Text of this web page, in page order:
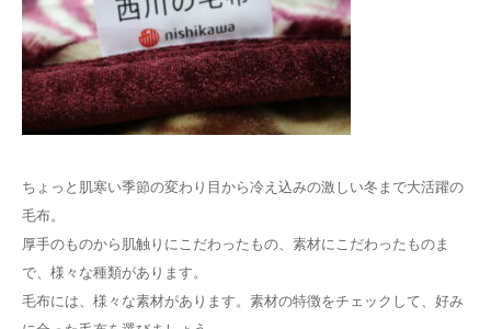
ちょっと肌寒い季節の変わり目から冷え込みの激しい冬まで大活躍の
毛布。
厚手のものから肌触りにこだわったもの、素材にこだわったものま
で、様々な種類があります。
毛布には、様々な素材があります。素材の特徴をチェックして、好み